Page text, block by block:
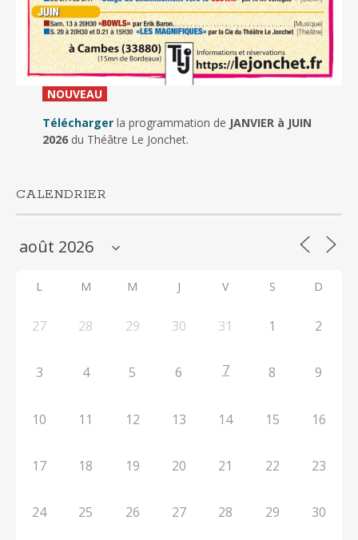
NOUVEAU_
Télécharger la programmation de JANVIER à JUIN
2026du Théâtre Le Jonchet.
CALENDRIER
L M M J V S D
27 28 29 30 31 1 2
3 4 5 6 7 8 9
10 11 12 13 14 15 16
17 18 19 20 21 22 23
24 25 26 27 28 29 30